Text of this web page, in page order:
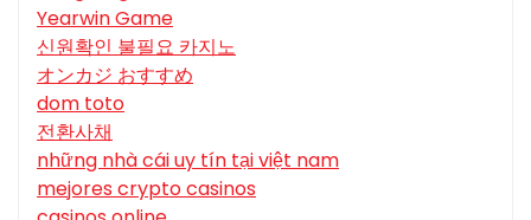
Yearwin Game
신원확인 불필요 카지노
オンカジ おすすめ
dom toto
전환사채
những nhà cái uy tín tại việt nam
mejores crypto casinos